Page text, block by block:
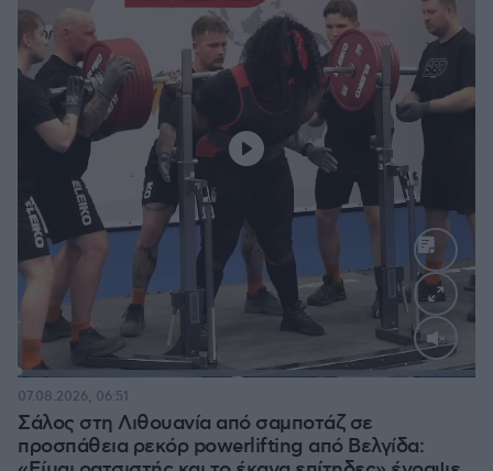
Loaded:
Σάλος στη Λιθουανία από σαμποτάζ σε
προσπάθεια ρεκόρ powerlifting από Βελγίδα:
07.08.2026, 06:51